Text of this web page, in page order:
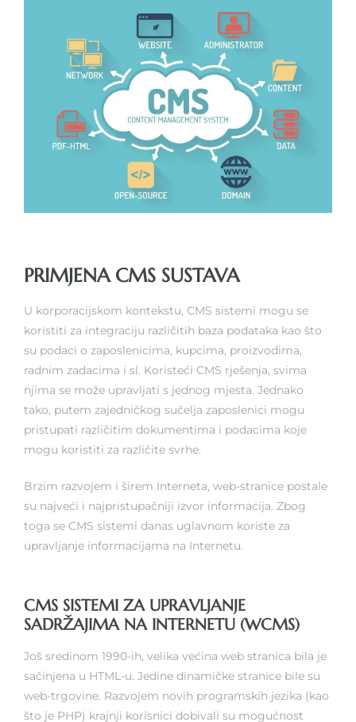
PRIMJENA CMS SUSTAVA
U korporacijskom kontekstu, CMS sistemi mogu se
koristiti za integraciju različitih baza podataka kao što
su podaci o zaposlenicima, kupcima, proizvodima,
radnim zadacima i sl. Koristeći CMS rješenja, svima
njima se može upravljati s jednog mjesta. Jednako
tako, putem zajedničkog sučelja zaposlenici mogu
pristupati različitim dokumentima i podacima koje
mogu koristiti za različite svrhe.
Brzim razvojem i širem Interneta, web-stranice postale
su najveći i najpristupačniji izvor informacija. Zbog
toga se CMS sistemi danas uglavnom koriste za
upravljanje informacijama na Internetu.
CMS SISTEMI ZA UPRAVLJANJE
SADRŽAJIMA NA INTERNETU (WCMS)
Još sredinom 1990-ih, velika većina web stranica bila je
sačinjena u HTML-u. Jedine dinamičke stranice bile su
web-trgovine. Razvojem novih programskih jezika (kao
što je PHP) krajnji korisnici dobivali su mogućnost